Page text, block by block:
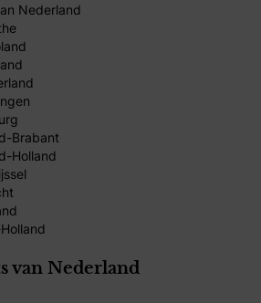
Nederland
Brabant
Holland
van Nederland